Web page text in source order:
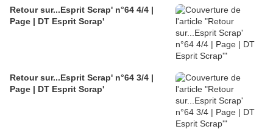
Retour sur...Esprit Scrap' n°64 4/4 |
Page | DT Esprit Scrap'
Retour sur...Esprit Scrap' n°64 3/4 |
Page | DT Esprit Scrap'